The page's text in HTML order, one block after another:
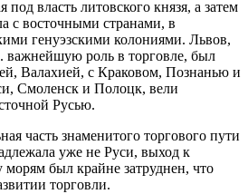
власть литовского князя, а затем
с восточными странами, в
генуэзскими колониями. Львов,
роль в торговле, был
Валахией, с Краковом, Познанью и
Смоленск и Полоцк, вели
Русью.
часть знаменитого торгового пути
уже не Руси, выход к
был крайне затруднен, что
торговли.